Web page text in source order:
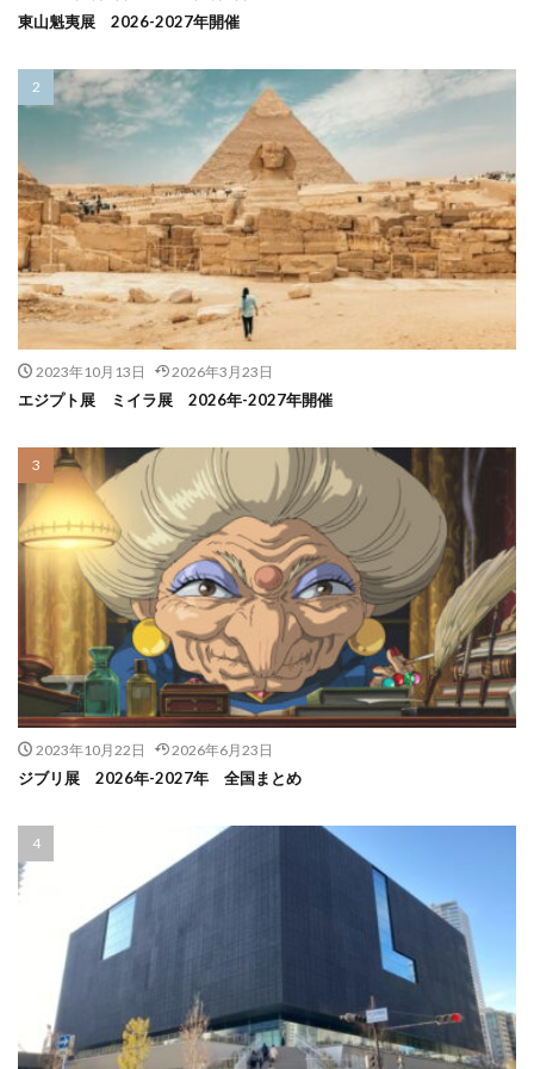
東山魁夷展 2026-2027年開催
2023年10月13日 2026年3月23日
エジプト展 ミイラ展 2026年-2027年開催
2023年10月22日 2026年6月23日
ジブリ展 2026年-2027年 全国まとめ